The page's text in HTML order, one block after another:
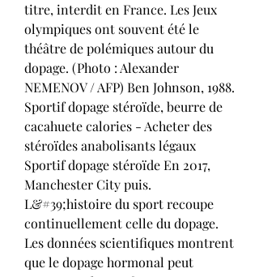
titre, interdit en France. Les Jeux
olympiques ont souvent été le
théâtre de polémiques autour du
dopage. (Photo : Alexander
NEMENOV / AFP) Ben Johnson, 1988.
Sportif dopage stéroïde, beurre de
cacahuete calories - Acheter des
stéroïdes anabolisants légaux
Sportif dopage stéroïde En 2017,
Manchester City puis.
L&#39;histoire du sport recoupe
continuellement celle du dopage.
Les données scientifiques montrent
que le dopage hormonal peut